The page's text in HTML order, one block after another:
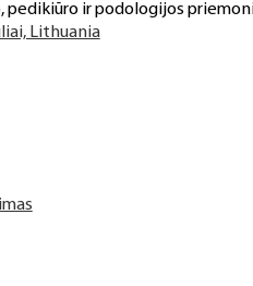
pedikiūro ir podologijos
Lithuania